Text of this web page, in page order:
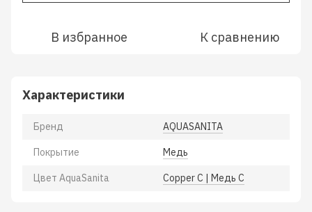
В избранное К сравнению
Характеристики
Бренд AQUASANITA
Покрытие Медь
Цвет AquaSanita Copper C | Медь C